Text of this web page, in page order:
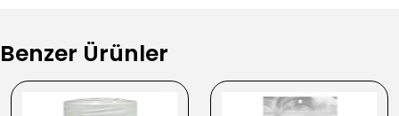
Benzer Ürünler